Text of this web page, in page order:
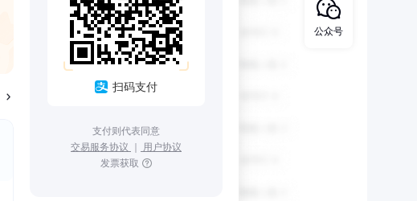
扫码支付
支付则代表同意
交易服务协议 ｜ 用户协议
发票获取
公众号